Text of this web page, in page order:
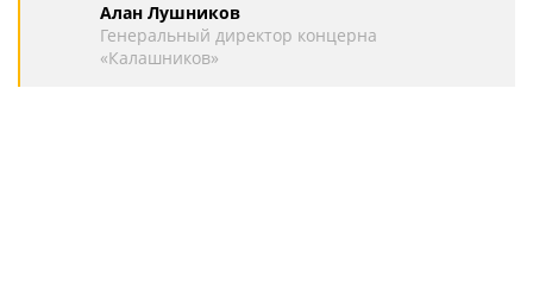
Алан Лушников
Генеральный директор концерна
«Калашников»